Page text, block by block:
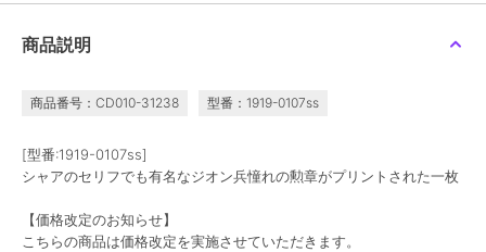
商品説明
商品番号：CD010-31238 型番：1919-0107ss
[型番:1919-0107ss]
シャアのセリフでも有名なジオン兵憧れの勲章がプリントされた一枚
【価格改定のお知らせ】
こちらの商品は価格改定を実施させていただきます。